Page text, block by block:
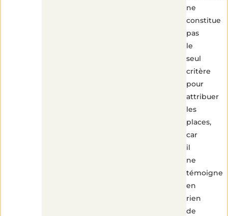
ne
constitue
pas
le
seul
critère
pour
attribuer
les
places,
car
il
ne
témoigne
en
rien
de